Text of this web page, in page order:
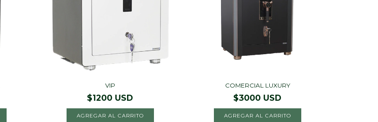
VIP
$1200 USD
AGREGAR AL CARRITO
COMERCIAL LUXURY
$3000 USD
AGREGAR AL CARRITO